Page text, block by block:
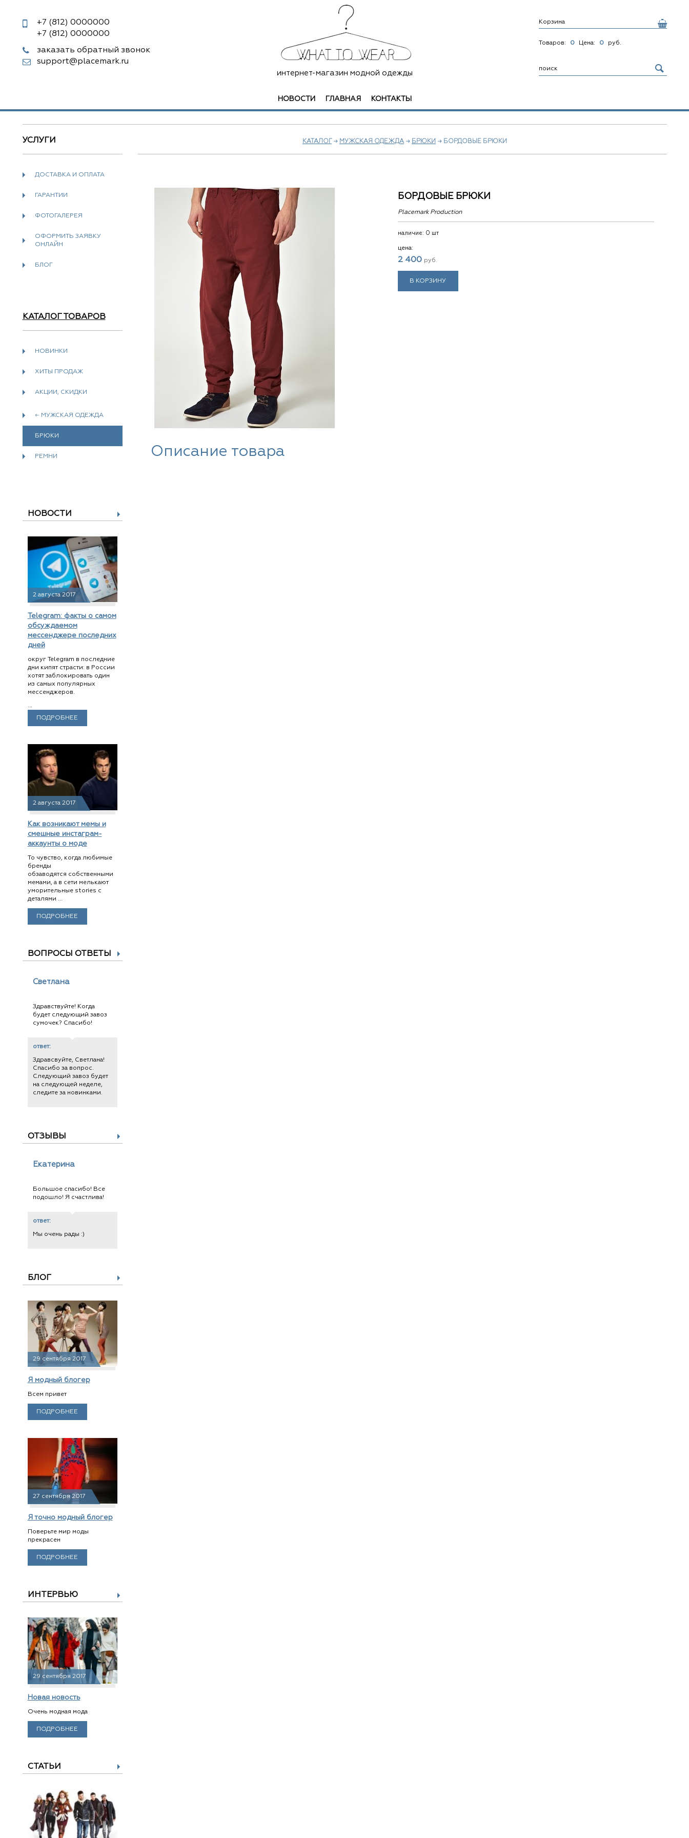
+7 (812) 0000000
+7 (812) 0000000
заказать обратный звонок
support@placemark.ru
интернет-магазин модной одежды
Корзина
Товаров: 0 Цена: 0 руб.
НОВОСТИ ГЛАВНАЯ КОНТАКТЫ
УСЛУГИ
ДОСТАВКА И ОПЛАТА
ГАРАНТИИ
ФОТОГАЛЕРЕЯ
ОФОРМИТЬ ЗАЯВКУ
ОНЛАЙН
БЛОГ
КАТАЛОГ ТОВАРОВ
НОВИНКИ
ХИТЫ ПРОДАЖ
АКЦИИ, СКИДКИ
← МУЖСКАЯ ОДЕЖДА
БРЮКИ
РЕМНИ
НОВОСТИ
2 августа 2017
Telegram: факты о самом
обсуждаемом
мессенджере последних
дней
округ Telegram в последние
дни кипят страсти: в России
хотят заблокировать один
из самых популярных
мессенджеров.
...
ПОДРОБНЕЕ
2 августа 2017
Как возникают мемы и
смешные инстаграм-
аккаунты о моде
То чувство, когда любимые
бренды
обзаводятся собственными
мемами, а в сети мелькают
уморительные stories с
деталями ...
ПОДРОБНЕЕ
ВОПРОСЫ ОТВЕТЫ
Светлана
Здравствуйте! Когда
будет следующий завоз
сумочек? Спасибо!
ответ:
Здравсвуйте, Светлана!
Спасибо за вопрос.
Следующий завоз будет
на следующей неделе,
следите за новинками.
ОТЗЫВЫ
Екатерина
Большое спасибо! Все
подошло! Я счастлива!
ответ:
Мы очень рады :)
БЛОГ
29 сентября 2017
Я модный блогер
Всем привет
ПОДРОБНЕЕ
27 сентября 2017
Я точно модный блогер
Поверьте мир моды
прекрасен
ПОДРОБНЕЕ
ИНТЕРВЬЮ
29 сентября 2017
Новая новость
Очень модная мода
ПОДРОБНЕЕ
СТАТЬИ
КАТАЛОГ → МУЖСКАЯ ОДЕЖДА → БРЮКИ → БОРДОВЫЕ БРЮКИ
БОРДОВЫЕ БРЮКИ
Placemark Production
наличие: 0 шт
цена:
2 400 руб.
В КОРЗИНУ
Описание товара